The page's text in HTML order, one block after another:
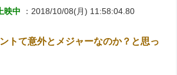
映中
：2018/10/08(月) 11:58:04.80
トて意外とメジャーなのか？と思っ